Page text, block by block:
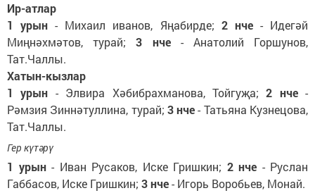
Ир-атлар
1 урын - Михаил иванов, Яңабирде; 2 нче- Идегәй
Миңнәхмәтов, турай;3 нче- Анатолий Горшунов,
Тат.Чаллы.
Хатын-кызлар
1 урын - Элвира Хәбибрахманова, Тойгуҗа;2 нче-
Рәмзия Зиннәтуллина, турай; 3 нче- Татьяна Кузнецова,
Тат.Чаллы.
Гер күтәрү
1 урын- Иван Русаков, Иске Гришкин; 2 нче - Руслан
Габбасов, Иске Гришкин; 3 нче- Игорь Воробьев, Монай.